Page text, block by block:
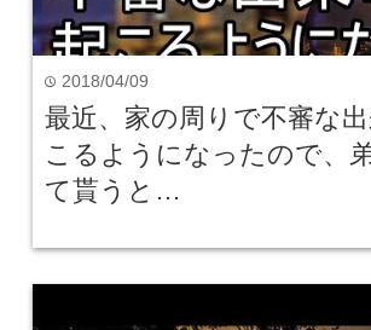
time 2018/04/09
最近、家の周りで不審な
こるようになったので、
て貰うと…